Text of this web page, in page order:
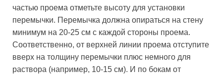
частью проема отметьте высоту для установки
перемычки. Перемычка должна опираться на стену
минимум на 20-25 см с каждой стороны проема.
Соответственно, от верхней линии проема отступите
вверх на толщину перемычки плюс немного для
раствора (например, 10-15 см). И по бокам от